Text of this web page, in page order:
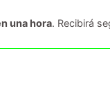
una hora. Recibirá